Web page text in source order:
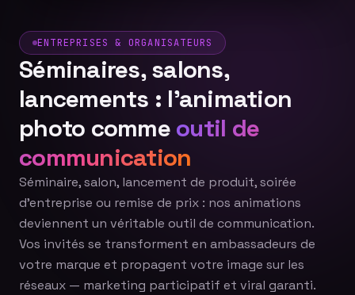
ENTREPRISES & ORGANISATEURS
Séminaires, salons,
lancements : l'animation
photo commeoutil de
communication
Séminaire, salon, lancement de produit, soirée
d'entreprise ou remise de prix : nos animations
deviennent un véritable outil de communication.
Vos invités se transforment en ambassadeurs de
votre marque et propagent votre image sur les
réseaux — marketing participatif et viral garanti.